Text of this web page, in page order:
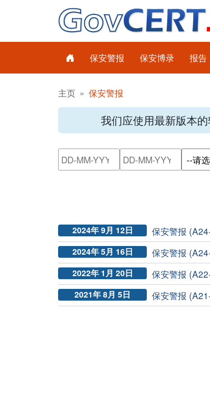
保安警报 保安博录 报告
主页 保安警报
我们应使用最新版本
请输入搜索日期范围
请输
2024年 9月 12日 保安警报
2024年 5月 16日 保安警报
2022年 1月 20日 保安警报
2021年 8月 5日 保安警报